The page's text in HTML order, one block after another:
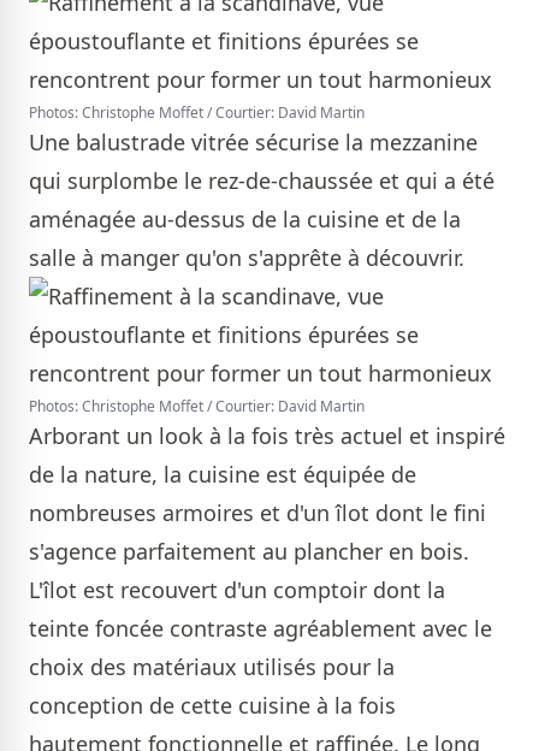
Photos: Christophe Moffet / Courtier: David Martin
Une balustrade vitrée sécurise la mezzanine
qui surplombe le rez-de-chaussée et qui a été
aménagée au-dessus de la cuisine et de la
salle à manger qu'on s'apprête à découvrir.
Photos: Christophe Moffet / Courtier: David Martin
Arborant un look à la fois très actuel et inspiré
de la nature, la cuisine est équipée de
nombreuses armoires et d'un îlot dont le fini
s'agence parfaitement au plancher en bois.
L'îlot est recouvert d'un comptoir dont la
teinte foncée contraste agréablement avec le
choix des matériaux utilisés pour la
conception de cette cuisine à la fois
hautement fonctionnelle et raffinée. Le long